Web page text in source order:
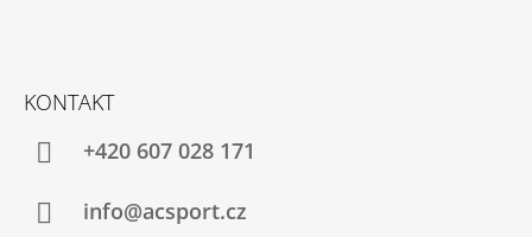
KONTAKT
+420 607 028 171
info@acsport.cz